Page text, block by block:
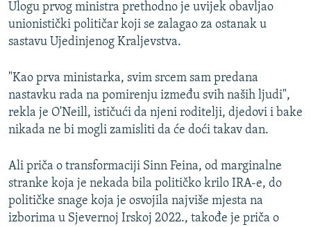
Ulogu prvog ministra prethodno je uvijek obavljao
unionistički političar koji se zalagao za ostanak u
sastavu Ujedinjenog Kraljevstva.
"Kao prva ministarka, svim srcem sam predana
nastavku rada na pomirenju između svih naših ljudi",
rekla je O'Neill, ističući da njeni roditelji, djedovi i bake
nikada ne bi mogli zamisliti da će doći takav dan.
Ali priča o transformaciji Sinn Feina, od marginalne
stranke koja je nekada bila političko krilo IRA-e, do
političke snage koja je osvojila najviše mjesta na
izborima u Sjevernoj Irskoj 2022., takođe je priča o